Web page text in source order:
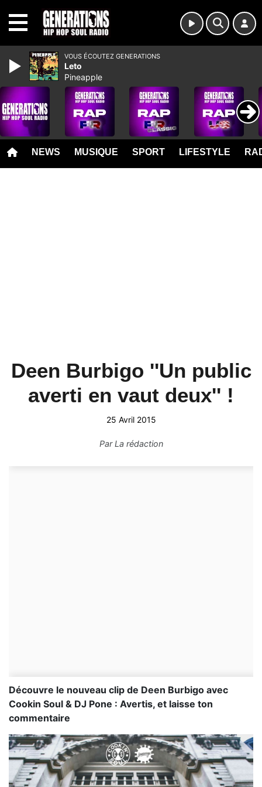
NEWS MUSIQUE SPORT LIFESTYLE
Deen Burbigo ''Un public
averti en vaut deux'' !
25 Avril 2015
ParLa rédaction
Découvre le nouveau clip de Deen Burbigo avec
Cookin Soul & DJ Pone : Avertis, et laisse ton
commentaire
VOUS ÉCOUTEZ GENERATIONS
Leto
Pineapple